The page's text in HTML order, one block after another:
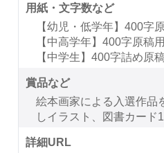
用紙・文字数など
【幼児・低学年】400字
【中高学年】400字原稿
【中学生】400字詰め原
賞品など
絵本画家による入選作品
しイラスト、図書カード
詳細URL